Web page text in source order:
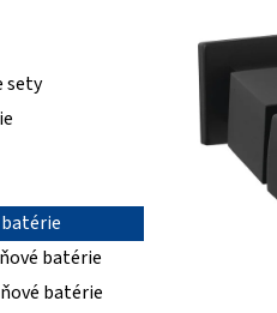
sety
batérie
batérie
hviezdičiek.